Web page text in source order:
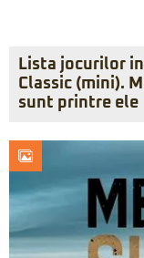
Lista jocurilor
Classic (mini).
sunt printre ele